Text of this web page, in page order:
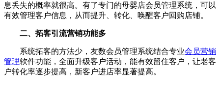
息丢失的概率就很高。有了专门的母婴店会员管理系统，可以
有效管理客户信息，从而提升、转化、唤醒客户回购店铺。
二、拓客引流营销功能多
系统拓客的方法少，友数会员管理系统结合专业会员营销
管理软件功能，全面升级客户活动，能有效留住客户，让老客
户转化率逐步提高，新客户进店率显著提高。